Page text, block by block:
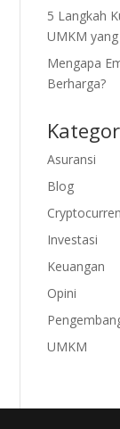
5 Langkah
UMKM
Mengapa
Berharga?
Asuransi
Blog
Investasi
Keuangan
Opini
UMKM